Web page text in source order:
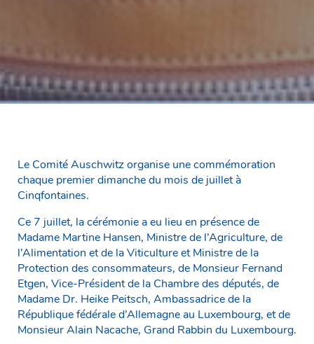
Le Comité Auschwitz organise une commémoration
chaque premier dimanche du mois de juillet à
Cinqfontaines.
Ce 7 juillet, la cérémonie a eu lieu en présence de
Madame Martine Hansen, Ministre de l’Agriculture, de
l’Alimentation et de la Viticulture et Ministre de la
Protection des consommateurs, de Monsieur Fernand
Etgen, Vice-Président de la Chambre des députés, de
Madame Dr. Heike Peitsch, Ambassadrice de la
République fédérale d’Allemagne au Luxembourg, et de
Monsieur Alain Nacache, Grand Rabbin du Luxembourg.